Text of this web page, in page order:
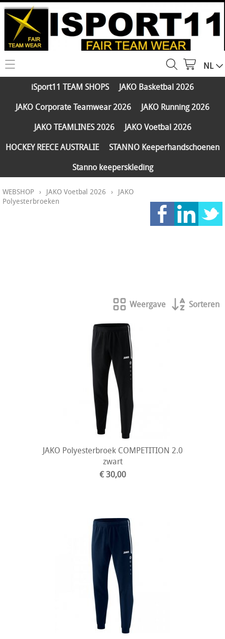
HOME
WEBSHOP
JAKO Running 2026
JAKO TEAMLINES 2026
PARTNERS
Klantengroepen
CONTACT
NL
iSport11 TEAM SHOPS
JAKO Basketbal 2026
JAKO Corporate Teamwear 2026
JAKO Running 2026
JAKO TEAMLINES 2026
JAKO Voetbal 2026
HOCKEY REECE AUSTRALIE
STANNO Keeperhandschoenen
Stanno keeperskleding
WEBSHOP › JAKO Voetbal 2026 › JAKO
Polyesterbroeken
Weergave Sorteren
JAKO Polyesterbroek COMPETITION 2.0
zwart
€ 30,00